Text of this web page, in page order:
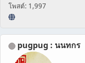
โพสต์: 1,997
pugpug : นนทกร